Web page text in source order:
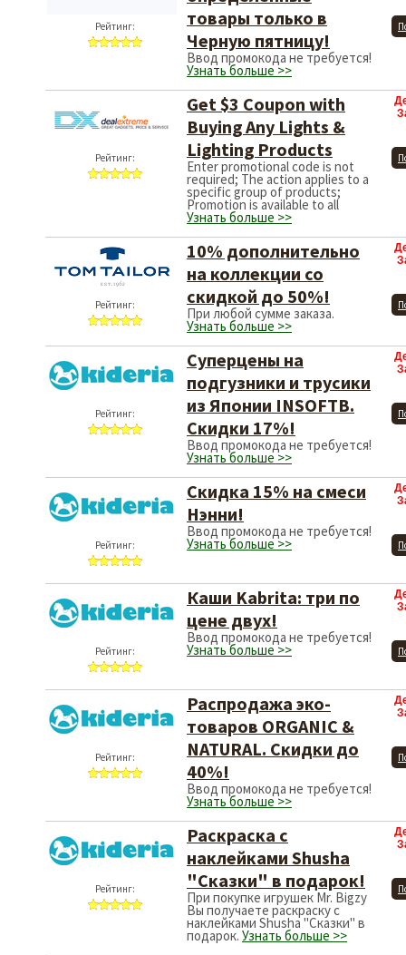
Рейтинг:
товары только в
Черную пятницу!
Ввод промокода не требуется!
Узнать больше >>
Рейтинг:
Get $3 Coupon with
Buying Any Lights &
Lighting Products
Enter promotional code is not
required; The action applies to a
specific group of products;
Promotion is available to all
Узнать больше >>
Рейтинг:
10% дополнительно
на коллекции со
скидкой до 50%!
При любой сумме заказа.
Узнать больше >>
Рейтинг:
Суперцены на
подгузники и трусики
из Японии INSOFTB.
Скидки 17%!
Ввод промокода не требуется!
Узнать больше >>
Рейтинг:
Скидка 15% на смеси
Нэнни!
Ввод промокода не требуется!
Узнать больше >>
Рейтинг:
Каши Kabrita: три по
цене двух!
Ввод промокода не требуется!
Узнать больше >>
Рейтинг:
Распродажа эко-
товаров ORGANIC &
NATURAL. Скидки до
40%!
Ввод промокода не требуется!
Узнать больше >>
Рейтинг:
Раскраска с
наклейками Shusha
"Сказки" в подарок!
При покупке игрушек Mr. Bigzy
Вы получаете раскраску с
наклейками Shusha "Сказки" в
подарок. Узнать больше >>